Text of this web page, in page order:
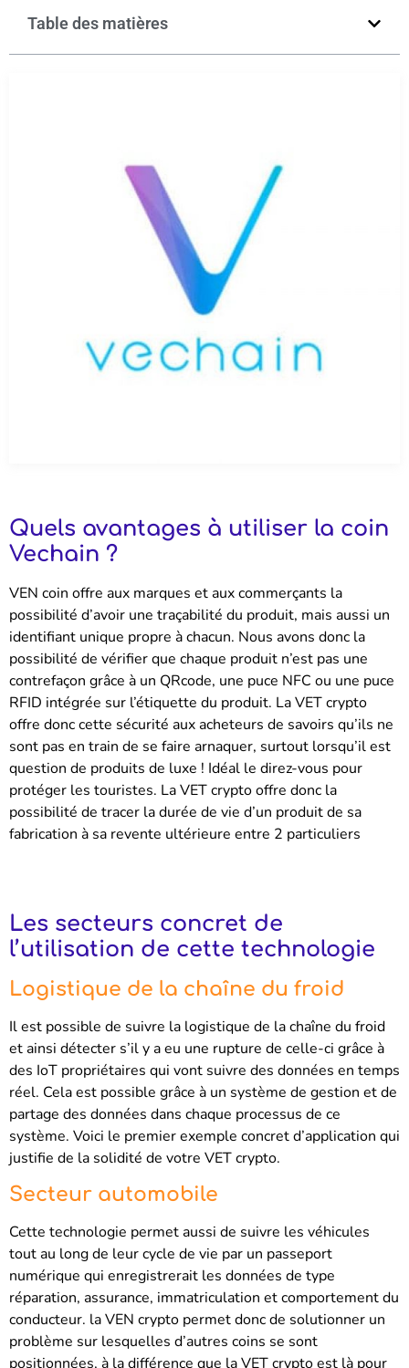
Table des matières
Quels avantages à utiliser la coin
Vechain ?
VEN coin offre aux marques et aux commerçants la
possibilité d’avoir une traçabilité du produit, mais aussi un
identifiant unique propre à chacun. Nous avons donc la
possibilité de vérifier que chaque produit n’est pas une
contrefaçon grâce à un QRcode, une puce NFC ou une puce
RFID intégrée sur l’étiquette du produit. La VET crypto
offre donc cette sécurité aux acheteurs de savoirs qu’ils ne
sont pas en train de se faire arnaquer, surtout lorsqu’il est
question de produits de luxe ! Idéal le direz-vous pour
protéger les touristes. La VET crypto offre donc la
possibilité de tracer la durée de vie d’un produit de sa
fabrication à sa revente ultérieure entre 2 particuliers
Les secteurs concret de
l’utilisation de cette technologie
Logistique de la chaîne du froid
Il est possible de suivre la logistique de la chaîne du froid
et ainsi détecter s’il y a eu une rupture de celle-ci grâce à
des IoT propriétaires qui vont suivre des données en temps
réel. Cela est possible grâce à un système de gestion et de
partage des données dans chaque processus de ce
système. Voici le premier exemple concret d’application qui
justifie de la solidité de votre VET crypto.
Secteur automobile
Cette technologie permet aussi de suivre les véhicules
tout au long de leur cycle de vie par un passeport
numérique qui enregistrerait les données de type
réparation, assurance, immatriculation et comportement du
conducteur. la VEN crypto permet donc de solutionner un
problème sur lesquelles d’autres coins se sont
positionnées, à la différence que la VET crypto est là pour